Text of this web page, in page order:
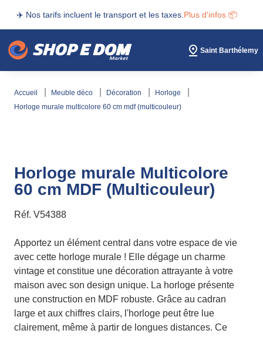
✈️ Nos tarifs incluent le transport et les taxes. Plus d'infos 📦
Saint Barthélemy
accueil meuble déco décoration
horloge
horloge murale multicolore 60 cm mdf (multicouleur)
Horloge murale Multicolore
60 cm MDF (Multicouleur)
Réf. V54388
Apportez un élément central dans votre espace de vie
avec cette horloge murale ! Elle dégage un charme
vintage et constitue une décoration attrayante à votre
maison avec son design unique. La horloge présente
une construction en MDF robuste. Grâce au cadran
large et aux chiffres clairs, l'horloge peut être lue
clairement, même à partir de longues distances. Ce